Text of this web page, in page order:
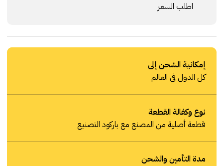
اطلب السعر
إمكانية الشحن إلى
كل الدول في العالم
نوع وكفالة القطعة
قطعة أصلية من المصنع مع باركود التصنيع
مدة التأمين والشحن